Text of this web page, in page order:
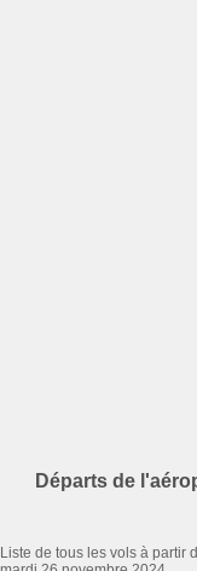
Départs de
Liste de tous les vols à partir